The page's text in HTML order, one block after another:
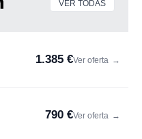
VER TODAS
1.385 €Ver oferta →
790 €Ver oferta →